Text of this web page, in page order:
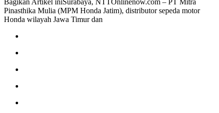
Bagikan Artikel iniSurabaya, NTTOnlinenow.com – PT Mitra
Pinasthika Mulia (MPM Honda Jatim), distributor sepeda motor
Honda wilayah Jawa Timur dan